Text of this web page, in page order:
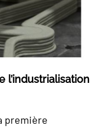
l’industrialisation
première